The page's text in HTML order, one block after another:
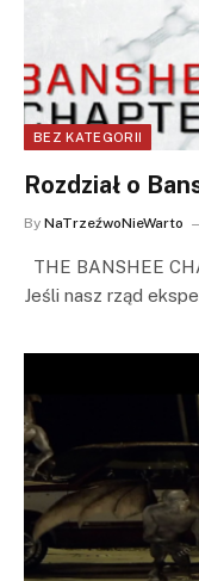
BEZ KATEGORII
Rozdział o
By NaTrzeźwoNieWarto
THE BANSHEE
Jeśli nasz rząd